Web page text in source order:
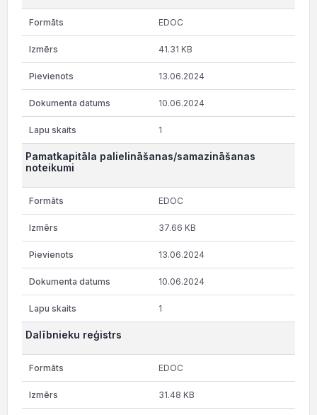
EDOC
41.31 KB
13.06.2024
10.06.2024
1
Pamatkapitāla palielināšanas/samazināšanas
noteikumi
EDOC
37.66 KB
13.06.2024
10.06.2024
1
Dalībnieku reģistrs
EDOC
31.48 KB